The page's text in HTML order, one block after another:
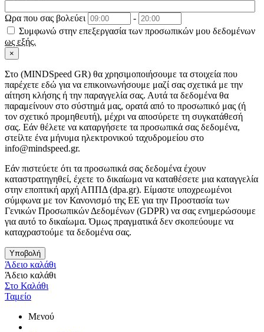
Ωρα που σας βολεύει
-
Συμφωνώ στην επεξεργασία των προσωπικών μου δεδομένων
ως εξής.
×
Στo (MINDSpeed GR) θα χρησιμοποιήσουμε τα στοιχεία που
παρέχετε εδώ για να επικοινωνήσουμε μαζί σας σχετικά με την
αίτηση κλήσης ή την παραγγελία σας. Αυτά τα δεδομένα θα
παραμείνουν στο σύστημά μας, ορατά από το προσωπικό μας (ή
τον σχετικό προμηθευτή), μέχρι να αποσύρετε τη συγκατάθεσή
σας. Εάν θέλετε να καταργήσετε τα προσωπικά σας δεδομένα,
στείλτε ένα μήνυμα ηλεκτρονικού ταχυδρομείου στο
info@mindspeed.gr.
Εάν πιστεύετε ότι τα προσωπικά σας δεδομένα έχουν
καταστρατηγηθεί, έχετε το δικαίωμα να καταθέσετε μια καταγγελία
στην εποπτική αρχή ΑΠΠΔ (dpa.gr). Είμαστε υποχρεωμένοι
σύμφωνα με τον Κανονισμό της ΕΕ για την Προστασία των
Γενικών Προσωπικών Δεδομένων (GDPR) να σας ενημερώσουμε
για αυτό το δικαίωμα. Όμως πραγματικά δεν σκοπεύουμε να
καταχραστούμε τα δεδομένα σας.
Υποβολή
Άδειο καλάθι
Άδειο καλάθι
Στο Καλάθι
Ταμείο
Μενού